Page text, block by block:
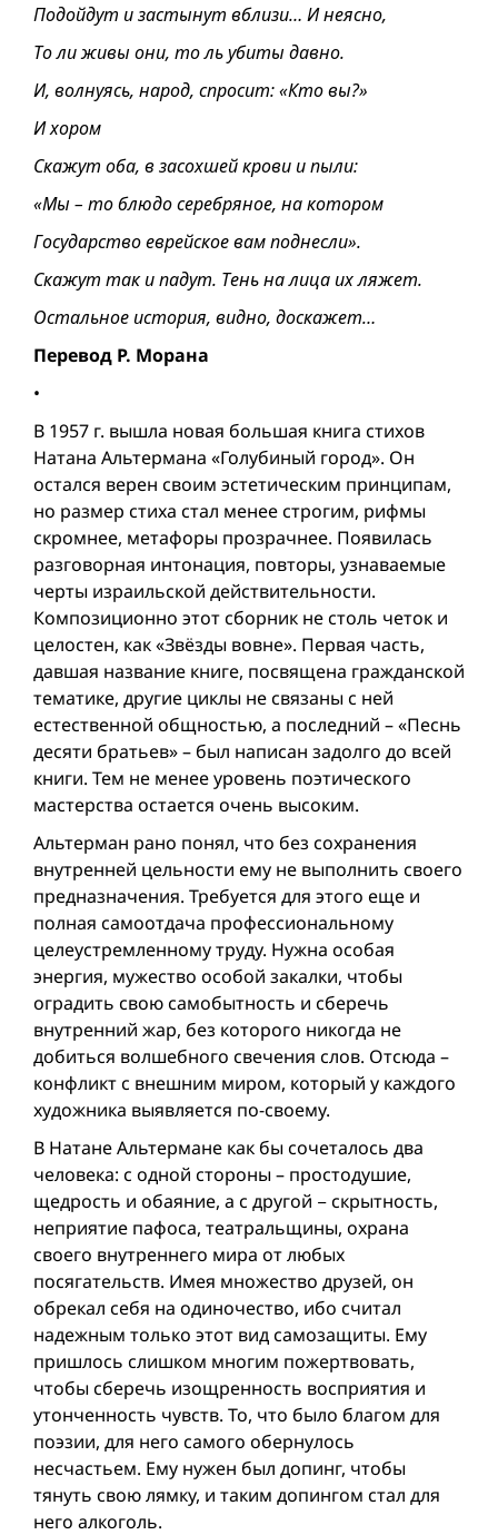
Подойдут и застынут вблизи… И неясно,
То ли живы они, то ль убиты давно.
И, волнуясь, народ, спросит: «Кто вы?»
И хором
Скажут оба, в засохшей крови и пыли:
«Мы – то блюдо серебряное, на котором
Государство еврейское вам поднесли».
Скажут так и падут. Тень на лица их ляжет.
Остальное история, видно, доскажет…
Перевод Р. Морана
•
В 1957 г. вышла новая большая книга стихов
Натана Альтермана «Голубиный город». Он
остался верен своим эстетическим принципам,
но размер стиха стал менее строгим, рифмы
скромнее, метафоры прозрачнее. Появилась
разговорная интонация, повторы, узнаваемые
черты израильской действительности.
Композиционно этот сборник не столь четок и
целостен, как «Звёзды вовне». Первая часть,
давшая название книге, посвящена гражданской
тематике, другие циклы не связаны с ней
естественной общностью, а последний – «Песнь
десяти братьев» – был написан задолго до всей
книги. Тем не менее уровень поэтического
мастерства остается очень высоким.
Альтерман рано понял, что без сохранения
внутренней цельности ему не выполнить своего
предназначения. Требуется для этого еще и
полная самоотдача профессиональному
целеустремленному труду. Нужна особая
энергия, мужество особой закалки, чтобы
оградить свою самобытность и сберечь
внутренний жар, без которого никогда не
добиться волшебного свечения слов. Отсюда –
конфликт с внешним миром, который у каждого
художника выявляется по-своему.
В Натане Альтермане как бы сочеталось два
человека: с одной стороны – простодушие,
щедрость и обаяние, а с другой − скрытность,
неприятие пафоса, театральщины, охрана
своего внутреннего мира от любых
посягательств. Имея множество друзей, он
обрекал себя на одиночество, ибо считал
надежным только этот вид самозащиты. Ему
пришлось слишком многим пожертвовать,
чтобы сберечь изощренность восприятия и
утонченность чувств. То, что было благом для
поэзии, для него самого обернулось
несчастьем. Ему нужен был допинг, чтобы
тянуть свою лямку, и таким допингом стал для
него алкоголь.